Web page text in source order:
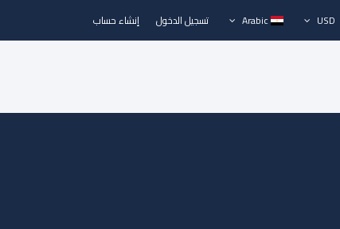
USD تسجيل الدخول إنشاء حساب